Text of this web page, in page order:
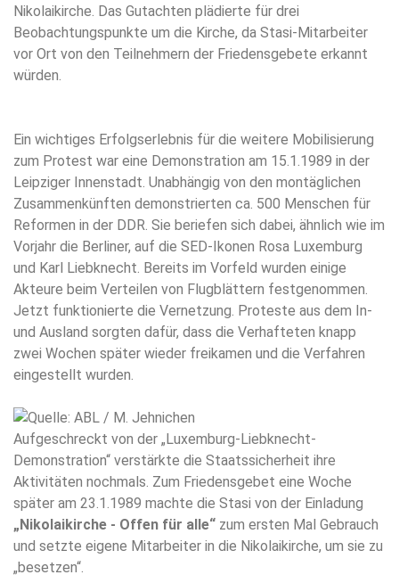
Nikolaikirche. Das Gutachten plädierte für drei
Beobachtungspunkte um die Kirche, da Stasi-Mitarbeiter
vor Ort von den Teilnehmern der Friedensgebete erkannt
würden.
Ein wichtiges Erfolgserlebnis für die weitere Mobilisierung
zum Protest war eine Demonstration am 15.1.1989 in der
Leipziger Innenstadt. Unabhängig von den montäglichen
Zusammenkünften demonstrierten ca. 500 Menschen für
Reformen in der DDR. Sie beriefen sich dabei, ähnlich wie im
Vorjahr die Berliner, auf die SED-Ikonen Rosa Luxemburg
und Karl Liebknecht. Bereits im Vorfeld wurden einige
Akteure beim Verteilen von Flugblättern festgenommen.
Jetzt funktionierte die Vernetzung. Proteste aus dem In-
und Ausland sorgten dafür, dass die Verhafteten knapp
zwei Wochen später wieder freikamen und die Verfahren
eingestellt wurden.
Aufgeschreckt von der „Luxemburg-Liebknecht-
Demonstration“ verstärkte die Staatssicherheit ihre
Aktivitäten nochmals. Zum Friedensgebet eine Woche
später am 23.1.1989 machte die Stasi von der Einladung
„Nikolaikirche - Offen für alle“ zum ersten Mal Gebrauch
und setzte eigene Mitarbeiter in die Nikolaikirche, um sie zu
„besetzen“.